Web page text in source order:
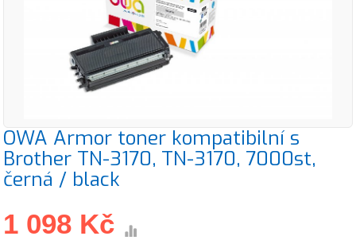
OWA Armor toner kompatibilní s
Brother TN-3170, TN-3170, 7000st,
černá / black
1 098 Kč